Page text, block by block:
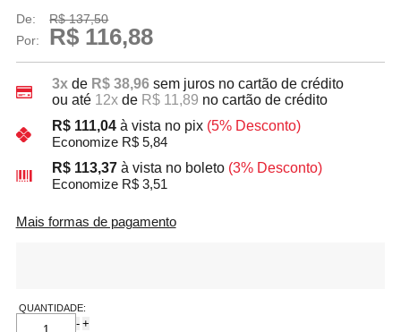
De:
R$ 137,50
Por:
R$ 116,88
3xde R$ 38,96 sem juros no cartão de crédito
ou até 12xde R$ 11,89 no cartão de crédito
R$ 111,04 à vista no pix (5% Desconto)
Economize R$ 5,84
R$ 113,37 à vista no boleto (3% Desconto)
Economize R$ 3,51
Mais formas de pagamento
QUANTIDADE:
- +